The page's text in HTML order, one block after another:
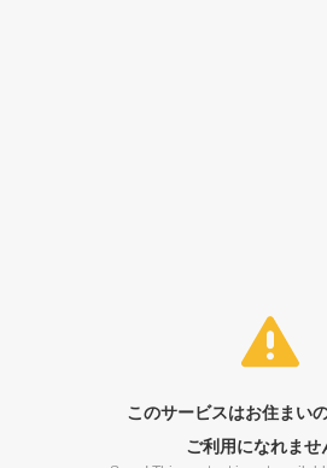
このサービスはお住まい
ご利用になれませ